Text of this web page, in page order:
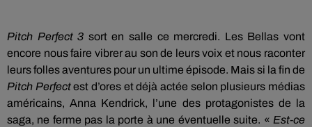
Pitch Perfect 3 sort en salle ce mercredi. Les Bellas vont
encore nous faire vibrer au son de leurs voix et nous raconter
leurs folles aventures pour un ultime épisode. Mais si la fin de
Pitch Perfect est d’ores et déjà actée selon plusieurs médias
américains, Anna Kendrick, l’une des protagonistes de la
saga, ne ferme pas la porte à une éventuelle suite. « Est-ce